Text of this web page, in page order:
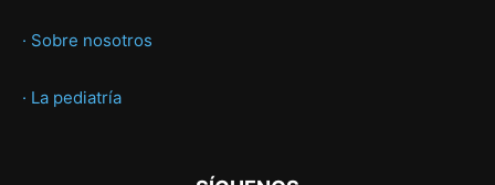
· Sobre nosotros
· La pediatría